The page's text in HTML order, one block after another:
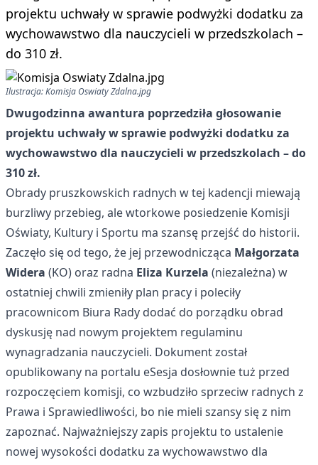
projektu uchwały w sprawie podwyżki dodatku za
wychowawstwo dla nauczycieli w przedszkolach –
do 310 zł.
Ilustracja: Komisja Oswiaty Zdalna.jpg
Dwugodzinna awantura poprzedziła głosowanie
projektu uchwały w sprawie podwyżki dodatku za
wychowawstwo dla nauczycieli w przedszkolach – do
310 zł.
Obrady pruszkowskich radnych w tej kadencji miewają
burzliwy przebieg, ale wtorkowe posiedzenie Komisji
Oświaty, Kultury i Sportu ma szansę przejść do historii.
Zaczęło się od tego, że jej przewodnicząca Małgorzata
Widera (KO) oraz radna Eliza Kurzela (niezależna) w
ostatniej chwili zmieniły plan pracy i poleciły
pracownicom Biura Rady dodać do porządku obrad
dyskusję nad nowym projektem regulaminu
wynagradzania nauczycieli. Dokument został
opublikowany na portalu eSesja dosłownie tuż przed
rozpoczęciem komisji, co wzbudziło sprzeciw radnych z
Prawa i Sprawiedliwości, bo nie mieli szansy się z nim
zapoznać. Najważniejszy zapis projektu to ustalenie
nowej wysokości dodatku za wychowawstwo dla